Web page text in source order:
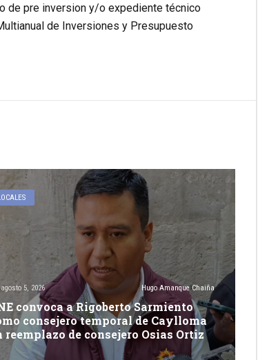
de pre inversion y/o expediente técnico
de Inversiones y Presupuesto
agosto 5, 2026 Hugo Amanque Chaiña
convoca a Rigoberto Sarmiento
consejero temporal de Caylloma
reemplazo de consejero Osias Ortiz